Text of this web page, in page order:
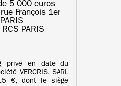
5 000 euros
François 1er
PARIS
privé en date du
VERCRIS, SARL
€, dont le siège